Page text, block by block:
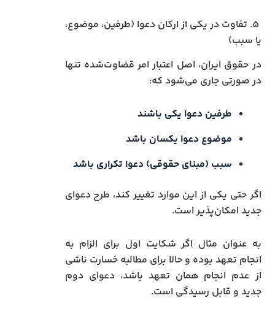
۵. تفاوت در یکی از ارکان دعوا (طرفین، موضوع،
یا سبب)
در حقوق ایران، اصل اعتبار امر قضاوت‌شده تنها
در صورتی جاری می‌شود که:
طرفین دعوا یکی باشند
موضوع دعوا یکسان باشد
سبب (مبنای حقوقی) دعوا تکراری باشد
اگر حتی یکی از این موارد تغییر کند، طرح دعوای
جدید امکان‌پذیر است.
به عنوان مثال اگر شکایت اول برای الزام به
انجام تعهد بوده و حالا برای مطالبه خسارت ناشی
از عدم انجام همان تعهد باشد، دعوای دوم
جدید و قابل رسیدگی است.